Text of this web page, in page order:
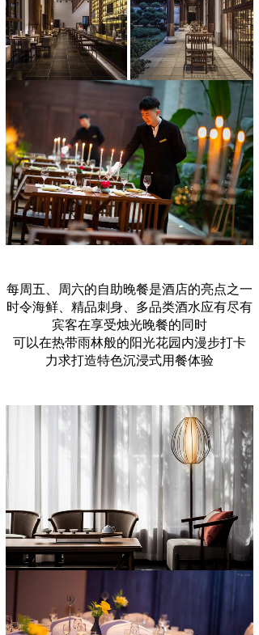
每周五、周六的自助晚餐是酒店的亮点之一
时令海鲜、精品刺身、多品类酒水应有尽有
宾客在享受烛光晚餐的同时
可以在热带雨林般的阳光花园内漫步打卡
力求打造特色沉浸式用餐体验